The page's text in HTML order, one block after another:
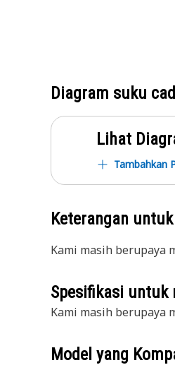
Diagram suku
Lihat
Tambahkan
Keterangan
Kami masih berupaya
Spesifikasi untuk
Kami masih berupaya
Model yang